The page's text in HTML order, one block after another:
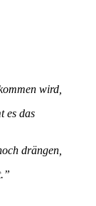
wird,
es das
drängen,